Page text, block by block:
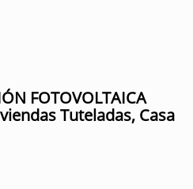
FOTOVOLTAICA
Tuteladas, Casa